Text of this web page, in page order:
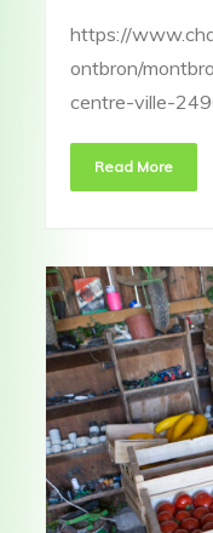
https://
ontbron/
centre-ville-
Read More